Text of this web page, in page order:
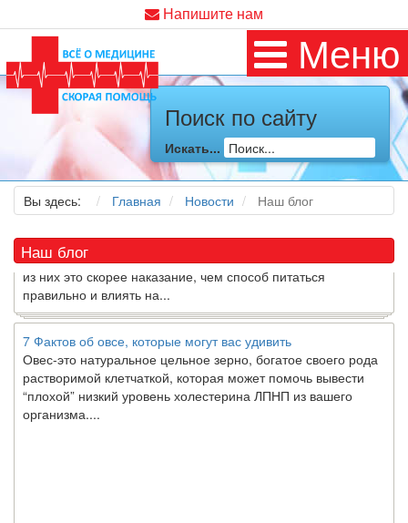
Напишите нам
Меню
Поиск по сайту
Искать...
Вы здесь: Главная Новости Наш блог
Наш блог
Как я заболел во время локдауна?
Это странная ситуация: вы соблюдали все меры
предосторожности COVID-19 (вы почти все время дома),
но, тем не менее, вы каким-то образом простудились. Вы
можете задаться...
5 причин обратить внимание на средиземноморскую диету
приходят в нашу
из них это скорее наказание, чем способ питаться
правильно и влиять на...
7 Фактов об овсе, которые могут вас удивить
Овес-это натуральное цельное зерно, богатое своего рода
растворимой клетчаткой, которая может помочь вывести
“плохой” низкий уровень холестерина ЛПНП из вашего
организма....